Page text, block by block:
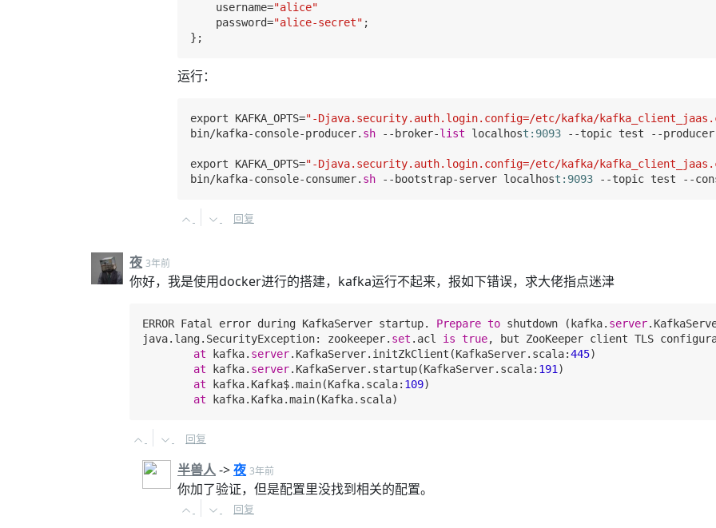
    username=
"alice"
    password=
"alice-secret" ;
运行：
export KAFKA_OPTS="-Djava.security.auth.login.config=/etc/kafka/
bin/kafka-console-producer. sh --broker-list localhost:9093 --topic test --
export KAFKA_OPTS="-Djava.security.auth.login.config=/etc/kafka/
bin/kafka-console-consumer. sh --bootstrap-server localhost:9093
回复
夜 3年前
你好，我是使用docker进行的搭建，kafka运行不起来，报如下错误，求大佬指点迷津
ERROR Fatal error during KafkaServer startup. Prepare to shutdown (kafka. server
java.lang.SecurityException: zookeeper. set .acl is true, but ZooKeeper client TLS
at kafka. server.KafkaServer.initZkClient(KafkaServer.scala:445)
at kafka. server.KafkaServer.startup(KafkaServer.scala: 191 )
at kafka.Kafka$.main(Kafka.scala: 109)
at kafka.Kafka.main(Kafka.scala)
回复
半兽人->夜 3年前
你加了验证，但是配置里没找到相关的配置。
回复